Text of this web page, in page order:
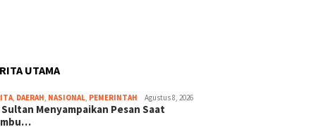
UTAMA
, DAERAH, NASIONAL, PEMERINTAH Agustus 8, 2026
Menyampaikan Pesan Saat